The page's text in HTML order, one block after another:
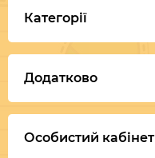
Категорії
Додатково
Особистий кабінет